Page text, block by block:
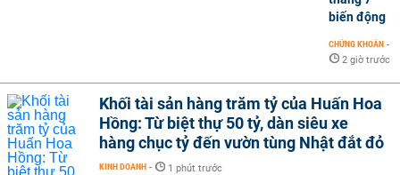
biến động
CHỨNG KHOÁN -
2 giờ trước
Khối tài sản hàng trăm tỷ của Huấn Hoa
Hồng: Từ biệt thự 50 tỷ, dàn siêu xe
hàng chục tỷ đến vườn tùng Nhật đắt đỏ
KINH DOANH - 1 phút trước